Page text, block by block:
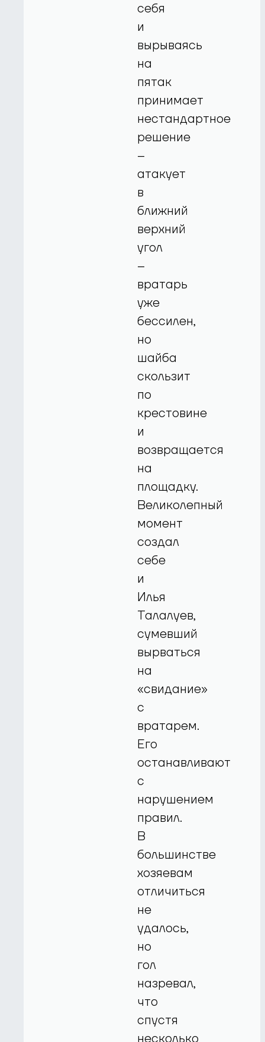
себя
и
вырываясь
на
пятак
принимает
нестандартное
решение
–
атакует
в
ближний
верхний
угол
–
вратарь
уже
бессилен,
но
шайба
скользит
по
крестовине
и
возвращается
на
площадку.
Великолепный
момент
создал
себе
и
Илья
Талалуев,
сумевший
вырваться
на
«свидание»
с
вратарем.
Его
останавливают
с
нарушением
правил.
В
большинстве
хозяевам
отличиться
не
удалось,
но
гол
назревал,
что
спустя